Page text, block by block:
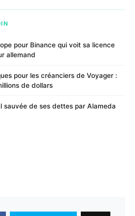
pour Binance qui voit sa licence
allemand
pour les créanciers de Voyager :
de dollars
sauvée de ses dettes par Alameda